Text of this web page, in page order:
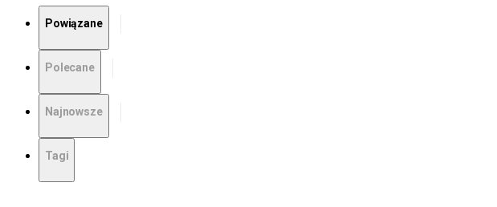
Powiązane
Polecane
Najnowsze
Tagi